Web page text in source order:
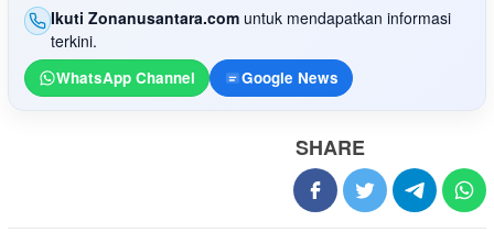
Ikuti Zonanusantara.com untuk mendapatkan informasi
terkini.
WhatsApp Channel Google News
SHARE